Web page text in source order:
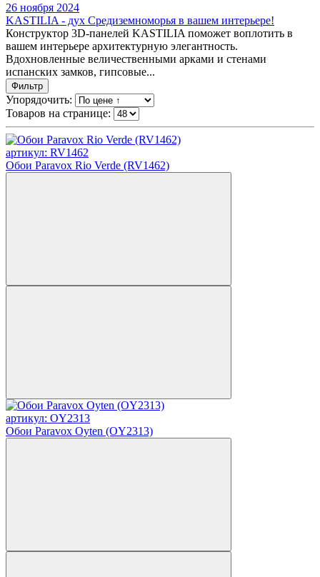
26 ноября 2024
KASTILIA - дух Средиземноморья в вашем интерьере!
Конструктор 3D-панелей KASTILIA поможет воплотить в
вашем интерьере архитектурную элегантность.
Вдохновленные величественными арками и стенами
испанских замков, гипсовые...
Фильтр
Упорядочить:
Товаров на странице:
артикул: RV1462
Обои Paravox Rio Verde (RV1462)
артикул: OY2313
Обои Paravox Oyten (OY2313)